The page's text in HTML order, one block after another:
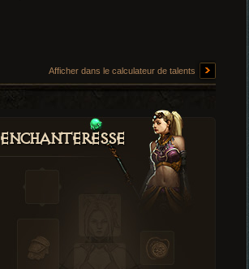
Afficher dans le calculateur de talents
Enchanteresse